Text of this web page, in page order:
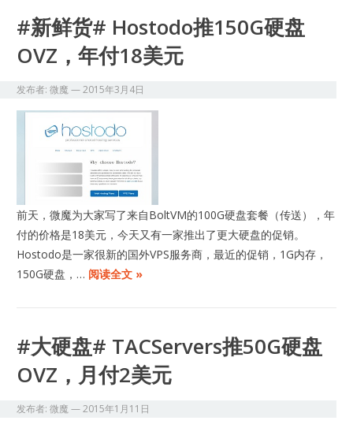
#新鲜货# Hostodo推150G硬盘
OVZ，年付18美元
发布者:微魔—2015年3月4日
前天，微魔为大家写了来自BoltVM的100G硬盘套餐（传送），年
付的价格是18美元，今天又有一家推出了更大硬盘的促销。
Hostodo是一家很新的国外VPS服务商，最近的促销，1G内存，
150G硬盘，… 阅读全文 »
#大硬盘# TACServers推50G硬盘
OVZ，月付2美元
发布者:微魔—2015年1月11日